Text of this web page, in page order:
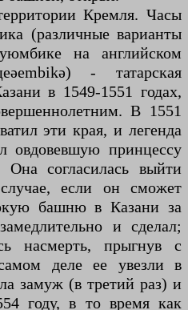
Кремля. Часы
(различные варианты
на английском
- татарская
в 1549-1551 годах,
В 1551
эти края, и легенда
овдовевшую принцессу
согласилась выйти
если он сможет
башню в Казани за
и сделал;
насмерть, прыгнув с
деле ее увезли в
замуж (в третий раз) и
году, в то время как